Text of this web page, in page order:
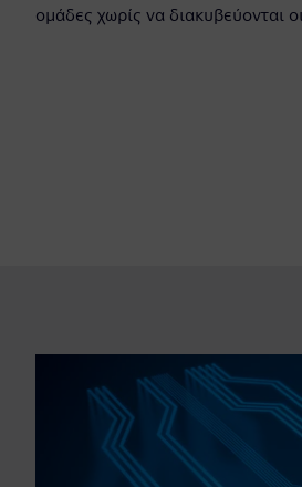
ομάδες χωρίς να διακυβεύονται